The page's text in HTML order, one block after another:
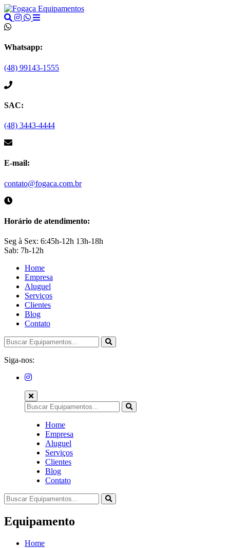
Whatsapp:
(48) 99143-1555
SAC:
(48) 3443-4444
E-mail:
contato@fogaca.com.br
Horário de atendimento:
Seg à Sex: 6:45h-12h 13h-18h
Sab: 7h-12h
Home
Empresa
Aluguel
Serviços
Clientes
Blog
Contato
Siga-nos:
Home
Empresa
Aluguel
Serviços
Clientes
Blog
Contato
Equipamento
Home